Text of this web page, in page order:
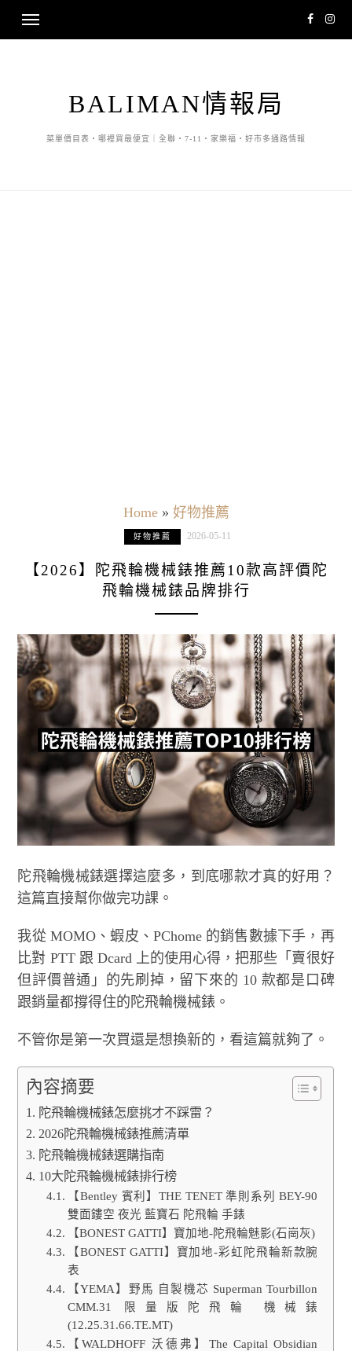
BALIMAN情報局
菜單價目表・哪裡買最便宜｜全聯・7-11・家樂福・好市多通路情報
Home» 好物推薦
好物推薦 2026-05-11
【2026】陀飛輪機械錶推薦10款高評價陀
飛輪機械錶品牌排行
陀飛輪機械錶選擇這麼多，到底哪款才真的好用？
這篇直接幫你做完功課。
我從 MOMO、蝦皮、PChome 的銷售數據下手，再
比對 PTT 跟 Dcard 上的使用心得，把那些「賣很好
但評價普通」的先刷掉，留下來的 10 款都是口碑
跟銷量都撐得住的陀飛輪機械錶。
不管你是第一次買還是想換新的，看這篇就夠了。
內容摘要
陀飛輪機械錶怎麼挑才不踩雷？
2026陀飛輪機械錶推薦清單
陀飛輪機械錶選購指南
10大陀飛輪機械錶排行榜
【Bentley 賓利】THE TENET 準則系列 BEY-90
雙面鏤空 夜光 藍寶石 陀飛輪 手錶
【BONEST GATTI】寶加地-陀飛輪魅影(石崗灰)
【BONEST GATTI】寶加地-彩虹陀飛輪新款腕
表
【YEMA】野馬 自製機芯 Superman Tourbillon
CMM.31 限量版陀飛輪 機械錶
(12.25.31.66.TE.MT)
【WALDHOFF 沃德弗】The Capital Obsidian